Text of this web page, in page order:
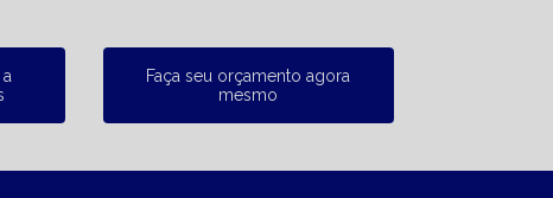
Faça seu orçamento agora
mesmo